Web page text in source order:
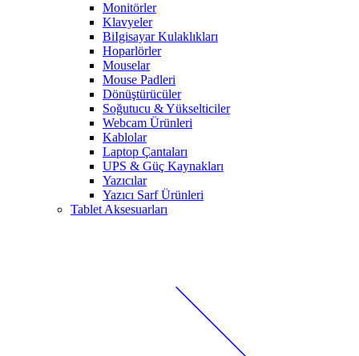
Monitörler
Klavyeler
BiIgisayar Kulaklıkları
Hoparlörler
Mouselar
Mouse Padleri
Dönüştürücüler
Soğutucu & Yükselticiler
Webcam Ürünleri
Kablolar
Laptop Çantaları
UPS & Güç Kaynakları
Yazıcılar
Yazıcı Sarf Ürünleri
Tablet Aksesuarları